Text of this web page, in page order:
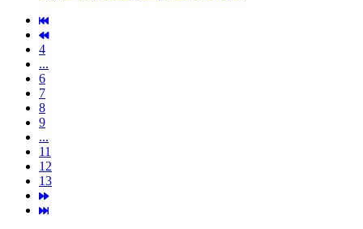
4
...
6
7
8
9
...
11
12
13